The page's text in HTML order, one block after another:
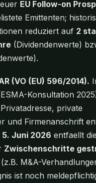
EU Follow-on
Emittenten;
reduziert auf 2
(Dividendenwerte)
(VO (EU) 596/2014).
Konsultation
private
und Firmenanschrift
5. Juni 2026 entfaellt
Zwischenschritte
(z.B. M&A-
ist noch